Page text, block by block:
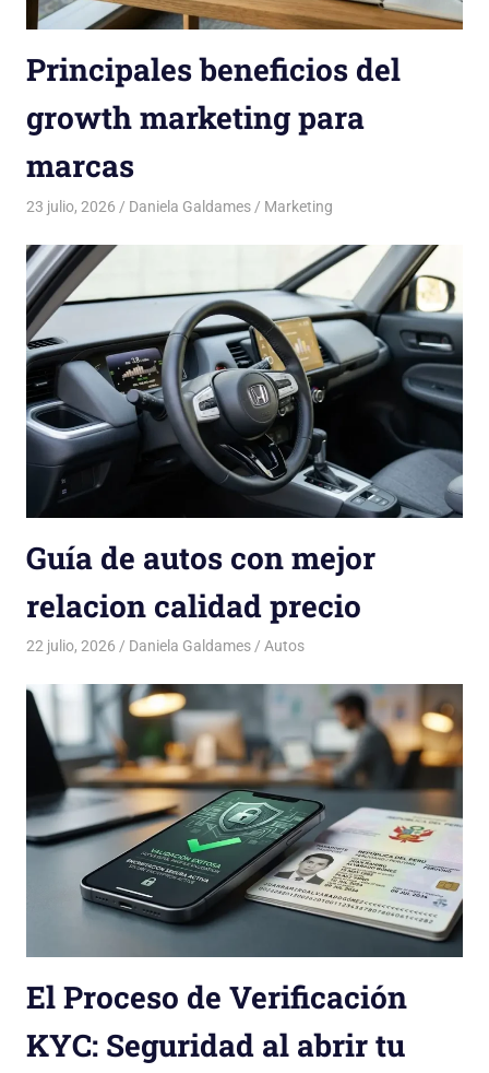
Principales beneficios del
growth marketing para
marcas
23 julio, 2026 Daniela Galdames Marketing
Guía de autos con mejor
relacion calidad precio
22 julio, 2026 Daniela Galdames Autos
El Proceso de Verificación
KYC: Seguridad al abrir tu